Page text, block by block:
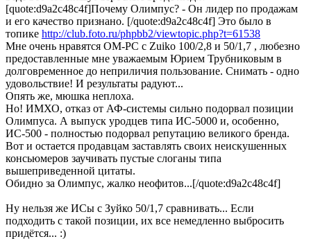
[quote:d9a2c48c4f]Почему Олимпус? - Он лидер по продажам
и его качество признано. [/quote:d9a2c48c4f] Это было в
топике http://club.foto.ru/phpbb2/viewtopic.php?t=61538
Мне очень нравятся ОМ-РС с Zuiko 100/2,8 и 50/1,7 , любезно
предоставленные мне уважаемым Юрием Трубниковым в
долговременное до неприличия пользование. Снимать - одно
удовольствие! И результаты радуют...
Опять же, мюшка неплоха.
Но! ИМХО, отказ от АФ-системы сильно подорвал позиции
Олимпуса. А выпуск уродцев типа ИС-5000 и, особенно,
ИС-500 - полностью подорвал репутацию великого бренда.
Вот и остается продавцам заставлять своих неискушенных
консьюмеров заучивать пустые слоганы типа
вышеприведенной цитаты.
Обидно за Олимпус, жалко неофитов...[/quote:d9a2c48c4f]
Ну нельзя же ИСы с Зуйко 50/1,7 сравнивать... Если
подходить с такой позиции, их все немедленно выбросить
придётся... :)